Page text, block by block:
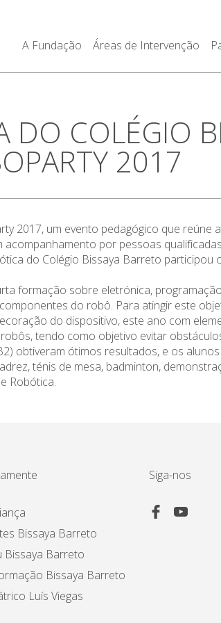
A Fundação Áreas de Intervenção
DO COLÉGIO
2017
2017, um evento pedagógico que
por pessoas
do Colégio Bissaya Barreto
formação sobre eletrónica,
do robô. Para atingir este
do dispositivo, este ano com
tendo como objetivo evitar
obtiveram ótimos resultados, e os
ténis de mesa, badminton,
Robótica.
Bissaya Barreto
Bissaya Barreto
Bissaya Barreto
Luís Viegas
Siga-nos